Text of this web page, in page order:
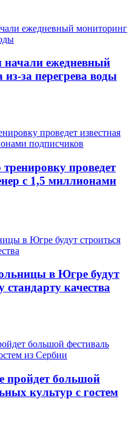
ежедневный
за перегрева воды
проведет
с 1,5 миллионами
в Югре будут
стандарту качества
пройдет большой
культур с гостем